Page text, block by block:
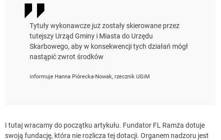
Tytuły wykonawcze już zostały skierowane przez
tutejszy Urząd Gminy i Miasta do Urzędu
Skarbowego, aby w konsekwencji tych działań mógł
nastąpić zwrot środków
informuje Hanna Piórecka-Nowak, rzecznik UGiM
I tutaj wracamy do początku artykułu. Fundator FL Ramża dotuje
swoją fundację, która nie rozlicza tej dotacji. Organem nadzoru jest